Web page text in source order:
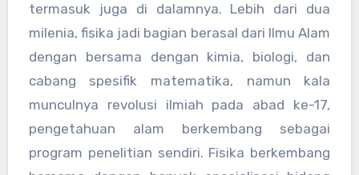
termasuk juga di dalamnya. Lebih dari dua
milenia, fisika jadi bagian berasal dari Ilmu Alam
dengan bersama dengan kimia, biologi, dan
cabang spesifik matematika, namun kala
munculnya revolusi ilmiah pada abad ke-17,
pengetahuan alam berkembang sebagai
program penelitian sendiri. Fisika berkembang